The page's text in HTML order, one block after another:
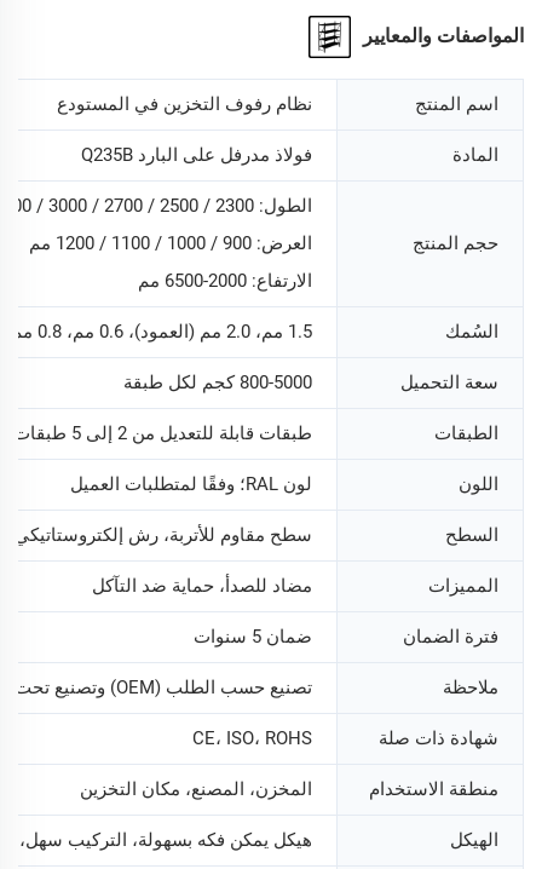
المواصفات والمعايير
اسم المنتج نظام رفوف التخزين في المستودع
المادة فولاذ مدرفل على البارد Q235B
حجم المنتج
الطول: 2300 / 2500 / 2700 / 3000 / 3300 / 3600 / 3900 مم
العرض: 900 / 1000 / 1100 / 1200 مم
الارتفاع: 2000-6500 مم
السُمك 1.5 مم، 2.0 مم (العمود)، 0.6 مم، 0.8 مم (العارضة)
سعة التحميل 800-5000 كجم لكل طبقة
الطبقات طبقات قابلة للتعديل من 2 إلى 5 طبقات (يمكن تخصيصها)
اللون لون RAL؛ وفقًا لمتطلبات العميل
السطح سطح مقاوم للأتربة، رش إلكتروستاتيكي
المميزات مضاد للصدأ، حماية ضد التآكل
فترة الضمان ضمان 5 سنوات
ملاحظة تصنيع حسب الطلب (OEM) وتصنيع تحت العلامة التجارية الخاصة (ODM) متاح
شهادة ذات صلة CE، ISO، ROHS
منطقة الاستخدام المخزن، المصنع، مكان التخزين
الهيكل هيكل يمكن فكه بسهولة، التركيب سهل،